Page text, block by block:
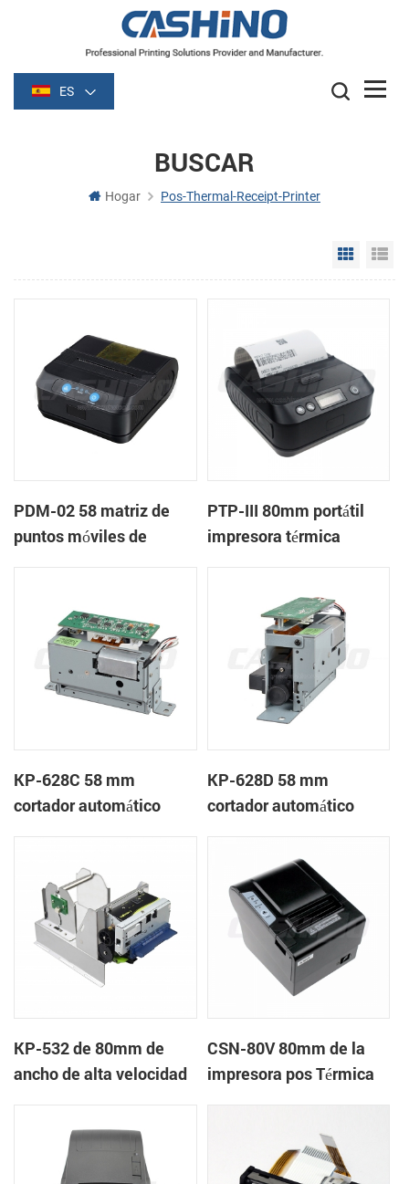
ES
BUSCAR
Hogar Pos-Thermal-Receipt-Printer
Grid
PDM-02 58 matriz de
puntos móviles de
PTP-III 80mm portátil
impresora térmica
KP-628C 58 mm
cortador automático
KP-628D 58 mm
cortador automático
KP-532 de 80mm de
ancho de alta velocidad
del quiosco
CSN-80V 80mm de la
impresora pos Térmica